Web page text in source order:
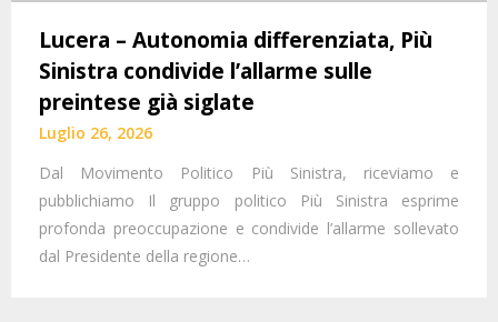
Lucera – Autonomia differenziata, Più
Sinistra condivide l’allarme sulle
preintese già siglate
Luglio 26, 2026
Dal Movimento Politico Più Sinistra, riceviamo e
pubblichiamo Il gruppo politico Più Sinistra esprime
profonda preoccupazione e condivide l’allarme sollevato
dal Presidente della regione…